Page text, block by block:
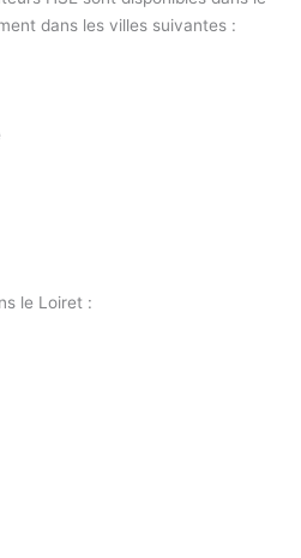
dans les villes suivantes :
le Loiret :